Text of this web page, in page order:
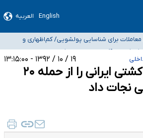
English العربیه
افزایشی است
معاملات برای شناسایی پولشویی/ کم‌اظهاری و
«حسین آقایاری» تراستی ابربدهکار کیست؟/ غارت پول نفت کشور با
افغانستانی
موتورسواری زنان را به تأخیر انداخت
برای تصمیم‌گیری درباره حذف شرکت‌های
مجلس و نیروهای شرکتی را تأمین نکرد
۱۹ / ۱۰ / ۱۳۹۲ - ۱۳:۱۵:۰۰
ناوگروه نداجا دو کشتی ایرانی را از حمله ۲۰
نجات داد